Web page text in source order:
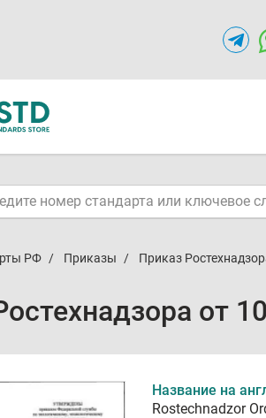
РФ Приказы Приказ
от
Название на
Rostechnadzor